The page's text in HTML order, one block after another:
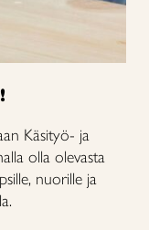
Käsityö- ja
olla olevasta
nuorille ja